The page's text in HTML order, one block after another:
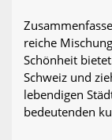
reiche
Schönheit
Schweiz und
lebendigen
bedeutenden